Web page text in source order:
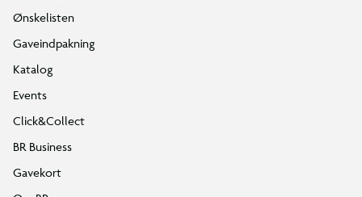
Ønskelisten
Gaveindpakning
Katalog
Events
Click&Collect
BR Business
Gavekort